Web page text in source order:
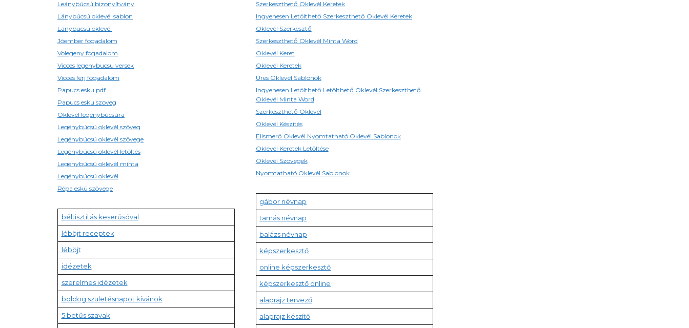
Leánybúcsú bizonyítvány
Lánybúcsú oklevél sablon
Lánybúcsú oklevél
Jóember fogadalom
Volegeny fogadalom
Vicces legenybucsu versek
Vicces ferj fogadalom
Papucs esku pdf
Papucs esku szoveg
Oklevél legénybúcsúra
Legénybúcsú oklevél szöveg
Legénybúcsú oklevél szövege
Legénybúcsú oklevél letöltés
Legénybúcsú oklevél minta
Legénybúcsú oklevél
Répa eskü szövege
béltisztítás keserűsóval
léböjt receptek
léböjt
idézetek
szerelmes idézetek
boldog születésnapot kívánok
5 betűs szavak
Szerkeszthető Oklevél Keretek
Ingyenesen Letölthető Szerkeszthető Oklevél Keretek
Oklevél Szerkesztő
Szerkeszthető Oklevél Minta Word
Oklevél Keret
Oklevél Keretek
Üres Oklevél Sablonok
Ingyenesen Letölthető Letölthető Oklevél Szerkeszthető
Oklevél Minta Word
Szerkeszthető Oklevél
Oklevél Készítés
Elismerő Oklevél Nyomtatható Oklevél Sablonok
Oklevél Keretek Letöltése
Oklevél Szövegek
Nyomtatható Oklevél Sablonok
gábor névnap
tamás névnap
balázs névnap
képszerkesztő
online képszerkesztő
képszerkesztő online
alaprajz tervező
alaprajz készítő